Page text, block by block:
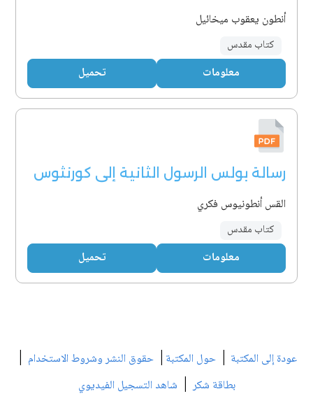
أنطون يعقوب ميخائيل
كتاب مقدس
معلومات تحميل
رسالة بولس الرسول الثانية إلى كورنثوس
القس أنطونيوس فكري
كتاب مقدس
معلومات تحميل
عودة إلى المكتبة | حول المكتبة | حقوق النشر وشروط الاستخدام |
بطاقة شكر| شاهد التسجيل الفيديوي